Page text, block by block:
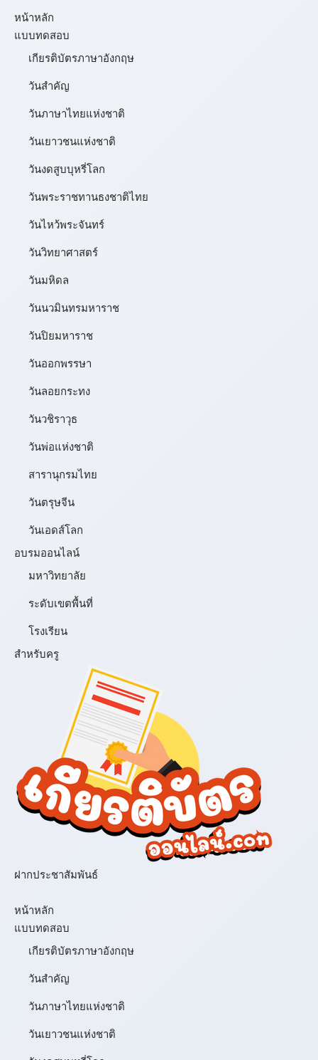
หน้าหลัก
แบบทดสอบ
เกียรติบัตรภาษาอังกฤษ
วันสำคัญ
วันภาษาไทยแห่งชาติ
วันเยาวชนแห่งชาติ
วันงดสูบบุหรี่โลก
วันพระราชทานธงชาติไทย
วันไหว้พระจันทร์​
วันวิทยาศาสตร์
วันมหิดล
วันนวมินทรมหาราช
วันปิยมหาราช
วันออกพรรษา
วันลอยกระทง
วันวชิราวุธ
วันพ่อแห่งชาติ
สารานุกรมไทย
วันตรุษจีน
วันเอดส์โลก
อบรมออนไลน์
มหาวิทยาลัย
ระดับเขตพื้นที่
โรงเรียน
สำหรับครู
ฝากประชาสัมพันธ์
หน้าหลัก
แบบทดสอบ
เกียรติบัตรภาษาอังกฤษ
วันสำคัญ
วันภาษาไทยแห่งชาติ
วันเยาวชนแห่งชาติ